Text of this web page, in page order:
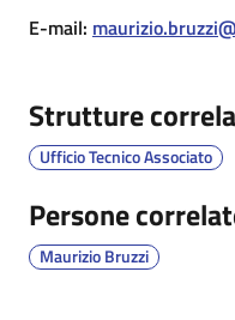
on-
line
Tutti
gli
argomenti
E-mail:
Strutture
Ufficio Tecnico Associato
Persone
Maurizio Bruzzi